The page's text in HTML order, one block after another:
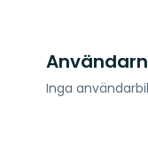
Inga